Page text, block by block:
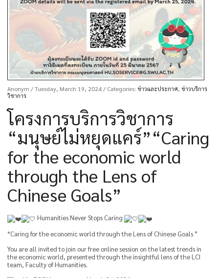
Anonym / Tuesday, March 19, 2024/ Categories: ข่าวและประกาศ, ข่าวบริการ
วิชาการ
โครงการบริการวิชาการ
“มนุษย์ไม่หยุดแคร์”“Caring
for the economic world
through the Lens of
Chinese Goals”
Humanities Never Stops Caring
“Caring for the economic world through the Lens of Chinese Goals ”
You are all invited to join our free online session on the latest trends in
the economic world, presented through the insightful lens of the LCI
team, Faculty of Humanities.